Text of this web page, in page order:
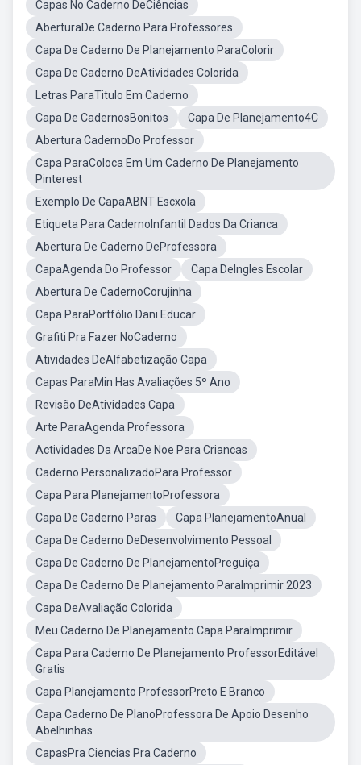
Capas No Caderno DeCiências
AberturaDe Caderno Para Professores
Capa De Caderno De Planejamento ParaColorir
Capa De Caderno DeAtividades Colorida
Letras ParaTitulo Em Caderno
Capa De CadernosBonitos
Capa De Planejamento4C
Abertura CadernoDo Professor
Capa ParaColoca Em Um Caderno De Planejamento
Pinterest
Exemplo De CapaABNT Escxola
Etiqueta Para CadernoInfantil Dados Da Crianca
Abertura De Caderno DeProfessora
CapaAgenda Do Professor
Capa DeIngles Escolar
Abertura De CadernoCorujinha
Capa ParaPortfólio Dani Educar
Grafiti Pra Fazer NoCaderno
Atividades DeAlfabetização Capa
Capas ParaMin Has Avaliações 5º Ano
Revisão DeAtividades Capa
Arte ParaAgenda Professora
Actividades Da ArcaDe Noe Para Criancas
Caderno PersonalizadoPara Professor
Capa Para PlanejamentoProfessora
Capa De Caderno Paras
Capa PlanejamentoAnual
Capa De Caderno DeDesenvolvimento Pessoal
Capa De Caderno De PlanejamentoPreguiça
Capa De Caderno De Planejamento ParaImprimir 2023
Capa DeAvaliação Colorida
Meu Caderno De Planejamento Capa ParaImprimir
Capa Para Caderno De Planejamento ProfessorEditável
Gratis
Capa Planejamento ProfessorPreto E Branco
Capa Caderno De PlanoProfessora De Apoio Desenho
Abelhinhas
CapasPra Ciencias Pra Caderno